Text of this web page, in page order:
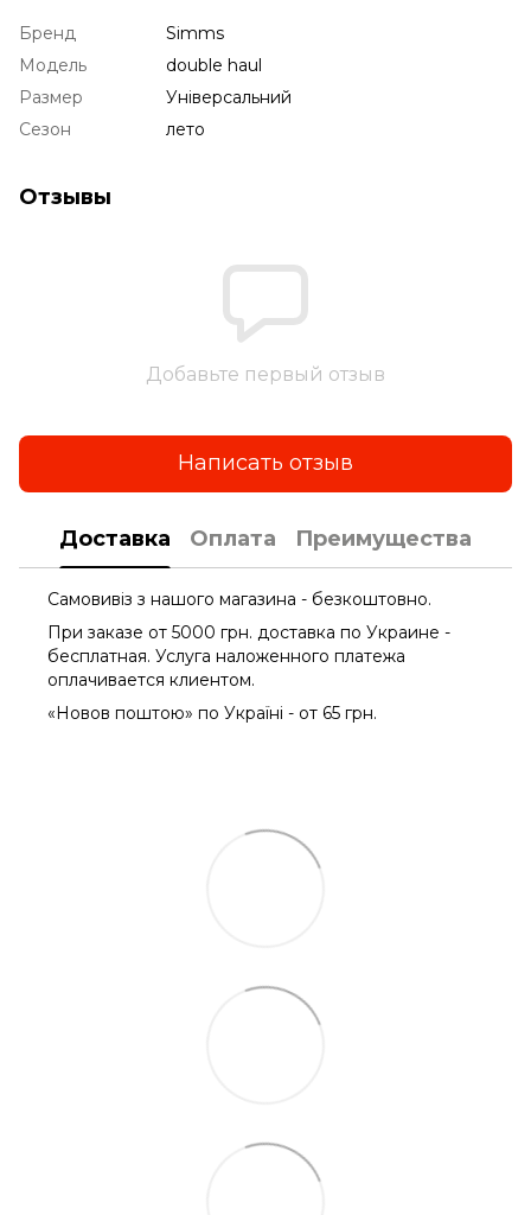
Бренд
Simms
Модель
double haul
Размер
Універсальний
Сезон
лето
Отзывы
Добавьте первый отзыв
Написать отзыв
Доставка Оплата Преимущества
Самовивіз з нашого магазина - безкоштовно.
При заказе от 5000 грн. доставка по Украине -
бесплатная. Услуга наложенного платежа
оплачиваетcя клиентом.
«Новов поштою» по Україні - от 65 грн.